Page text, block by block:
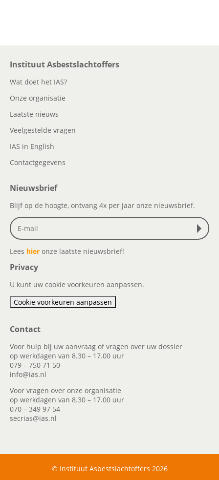
Instituut Asbestslachtoffers
Wat doet het IAS?
Onze organisatie
Laatste nieuws
Veelgestelde vragen
IAS in English
Contactgegevens
Nieuwsbrief
Blijf op de hoogte, ontvang 4x per jaar onze nieuwsbrief.
Lees hier onze laatste nieuwsbrief!
Privacy
U kunt uw cookie voorkeuren aanpassen.
Cookie voorkeuren aanpassen
Contact
Voor hulp bij uw aanvraag of vragen over uw dossier
op werkdagen van 8.30 – 17.00 uur
079 – 750 71 50
info@ias.nl
Voor vragen over onze organisatie
op werkdagen van 8.30 – 17.00 uur
070 – 349 97 54
secrias@ias.nl
© Instituut Asbestslachtoffers 2026